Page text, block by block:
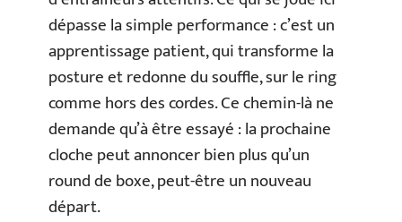
dépasse la simple performance : c’est un
apprentissage patient, qui transforme la
posture et redonne du souffle, sur le ring
comme hors des cordes. Ce chemin-là ne
demande qu’à être essayé : la prochaine
cloche peut annoncer bien plus qu’un
round de boxe, peut-être un nouveau
départ.